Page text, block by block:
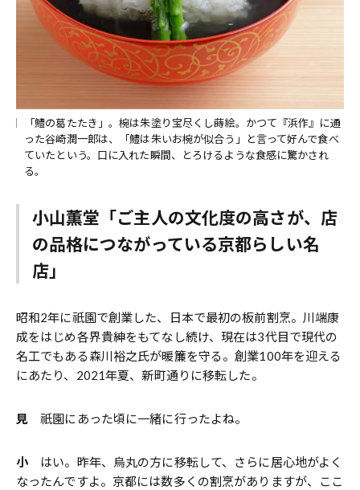
「鱧の葛たたき」。椀は朱塗り宝尽くし蒔絵。かつて『浜作』に通
った谷崎潤一郎は、「鱧は朱いお椀が似合う」と言って好んで食べ
ていたという。口に入れた瞬間、とろけるような食感に驚かされ
る。
小山薫堂「ご主人の文化度の高さが、店
の品格につながっている京都らしい名
店」
昭和2年に祇園で創業した、日本で最初の板前割烹。川端康
成をはじめ各界貴紳をもてなし続け、現在は3代目で現代の
名工でもある森川裕之氏が暖簾を守る。創業100年を迎える
にあたり、2021年夏、新町通りに移転した。
見 祇園にあった頃に一緒に行ったよね。
小 はい。昨年、烏丸の方に移転して、さらに居心地がよく
なったんですよ。京都には数多くの割烹がありますが、ここ